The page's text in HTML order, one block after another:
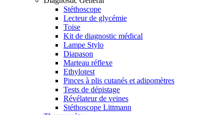
Stéthoscope
Lecteur de glycémie
Toise
Kit de diagnostic médical
Lampe Stylo
Diapason
Marteau réflexe
Ethylotest
Pinces à plis cutanés et adipomètres
Tests de dépistage
Révélateur de veines
Stéthoscope Littmann